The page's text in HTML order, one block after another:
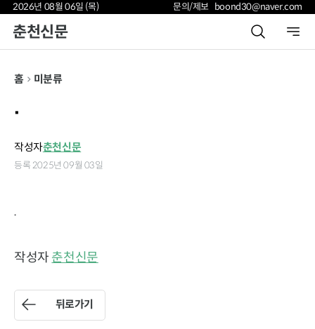
2026년 08월 06일 (목) 문의/제보 boond30@naver.com
춘천신문
홈 미분류
.
작성자춘천신문
등록 2025년 09월 03일
.
작성자 춘천신문
뒤로가기